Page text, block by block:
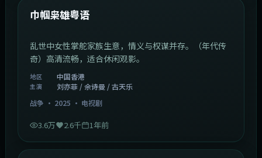
最新
巾帼枭雄粤语
乱世中女性掌舵家族生意，情义与权谋并存。（年代传
奇）高清流畅，适合休闲观影。
地区 中国香港
主演
刘亦菲 / 佘诗曼 / 古天乐
战争 · 2025 · 电视剧
3.6万 2.6千 1年前